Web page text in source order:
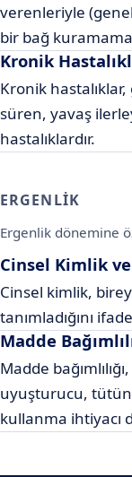
verenleriyle
bir bağ
Kronik
Kronik
süren, yavaş
hastalıklardır.
ERGENLIK
Ergenlik dönemine
Cinsel Kimlik
Cinsel kimlik,
tanımladığını
Madde
Madde
uyuşturucu,
kullanma ihtiyacı